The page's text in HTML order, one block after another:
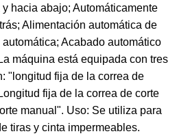
hacia abajo; Automáticamente
Alimentación automática de
Acabado automático
máquina está equipada con tres
"longitud fija de la correa de
fija de la correa de corte
manual". Uso: Se utiliza para
tiras y cinta impermeables.